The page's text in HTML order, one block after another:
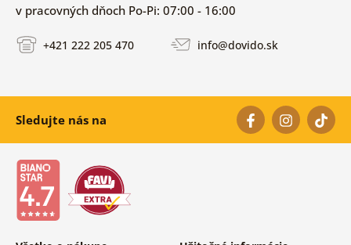
v pracovných dňoch Po-Pi: 07:00 - 16:00
+421 222 205 470 info@dovido.sk
Sledujte nás na